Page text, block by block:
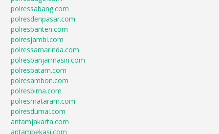
polressabang.com
polresdenpasar.com
polresbanten.com
polresjambi.com
polressamarinda.com
polresbanjarmasin.com
polresbatam.com
polresambon.com
polresbima.com
polresmataram.com
polresdumai.com
antamjakarta.com
antambekasi.com